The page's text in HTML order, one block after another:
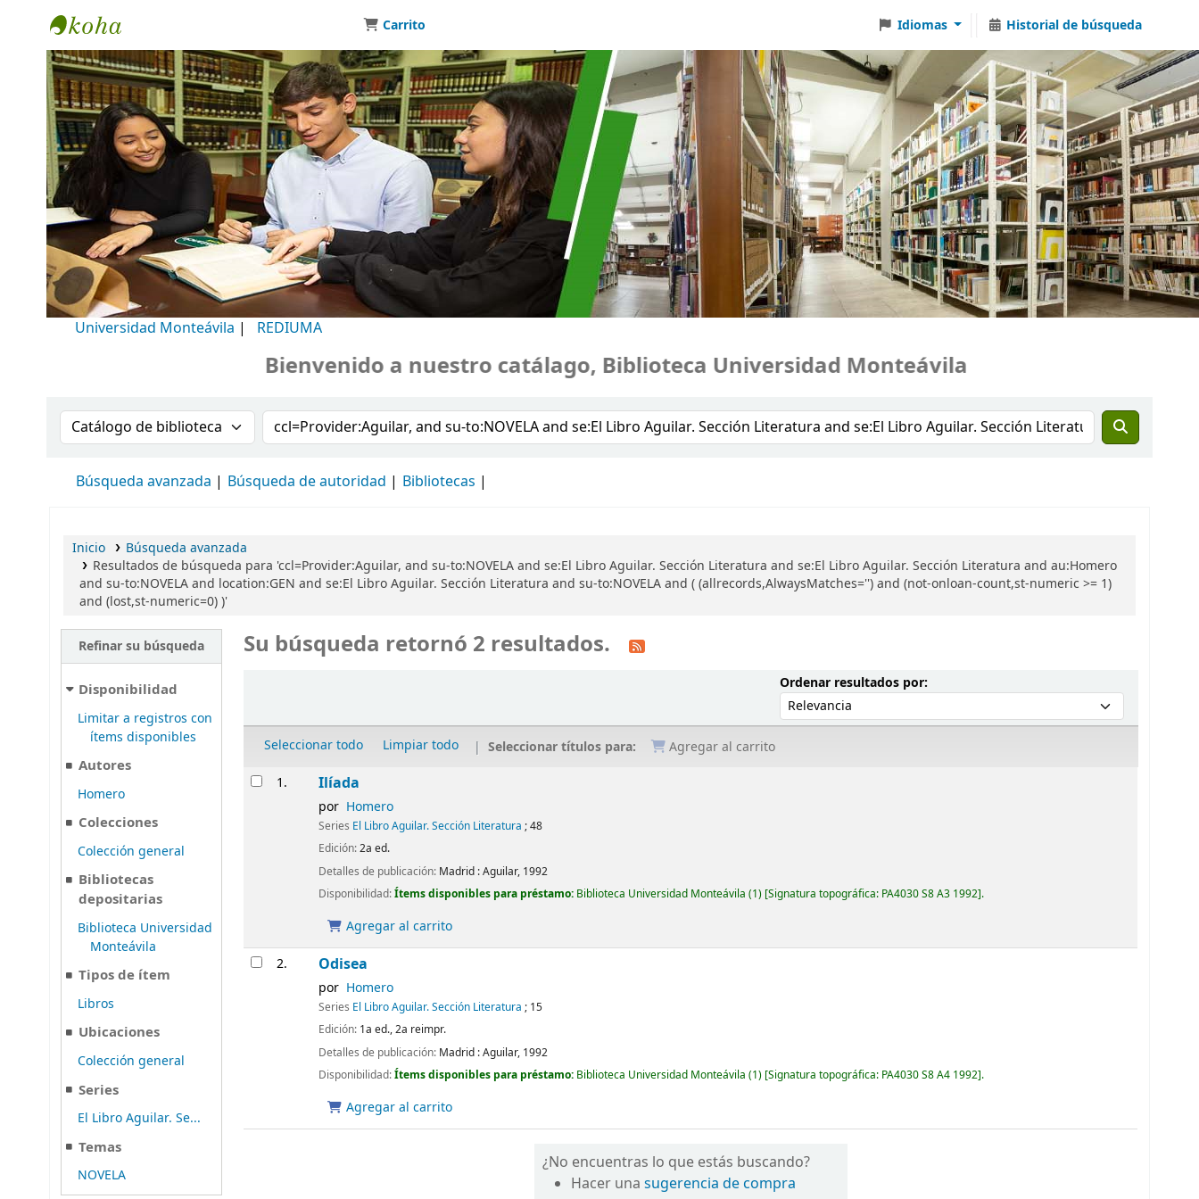
Biblioteca Universidad Monteávila
Carrito Idiomas Historial de búsqueda
Universidad Monteávila | REDIUMA
Bienvenido a nuestro catálago, Biblioteca Universidad Monteávila
Buscar en el catálogo por:Buscar en el catálogo
Búsqueda avanzada Búsqueda de autoridad Bibliotecas
Inicio
Búsqueda avanzada
Resultados de búsqueda para 'ccl=Provider:Aguilar, and su-to:NOVELA and se:El Libro Aguilar. Sección Literatura and se:El Libro Aguilar. Sección Literatura and au:Homero
and su-to:NOVELA and location:GEN and se:El Libro Aguilar. Sección Literatura and su-to:NOVELA and ( (allrecords,AlwaysMatches='') and (not-onloan-count,st-numeric >= 1)
and (lost,st-numeric=0) )'
Refinar su búsqueda
Disponibilidad
Limitar a registros con
ítems disponibles
Autores
Homero
Colecciones
Colección general
Bibliotecas
depositarias
Biblioteca Universidad
Monteávila
Tipos de ítem
Libros
Ubicaciones
Colección general
Series
El Libro Aguilar. Se...
Temas
NOVELA
Su búsqueda retornó 2 resultados.
Ordenar resultados por:Ordenar por:
Seleccionar todo Limpiar todo Seleccionar títulos para: Agregar al carrito
Resultados
1. Ilíada
por Homero
Series El Libro Aguilar. Sección Literatura ; 48
Edición:2a ed.
Detalles de publicación: Madrid :Aguilar, 1992
Disponibilidad:Ítems disponibles para préstamo: Biblioteca Universidad Monteávila (1) Signatura topográfica: PA4030 S8 A3 1992 .
Agregar al carrito
2. Odisea
por Homero
Series El Libro Aguilar. Sección Literatura ; 15
Edición: 1a ed., 2a reimpr.
Detalles de publicación: Madrid :Aguilar, 1992
Disponibilidad:Ítems disponibles para préstamo: Biblioteca Universidad Monteávila (1) Signatura topográfica: PA4030 S8 A4 1992 .
Agregar al carrito
¿No encuentras lo que estás buscando?
Hacer unasugerencia de compra